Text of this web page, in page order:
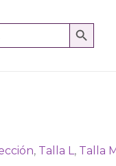
SEARCH BUTTON
, Talla L, Talla